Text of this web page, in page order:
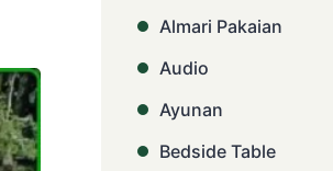
Almari Pakaian
Audio
Ayunan
Bedside Table